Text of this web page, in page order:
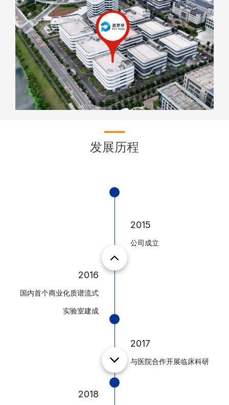
发展历程
2015
公司成立
2016
国内首个商业化质谱流式
实验室建成
2017
与医院合作开展临床科研
2018